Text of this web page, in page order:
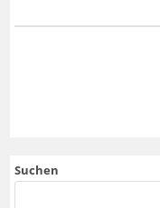
Suchen